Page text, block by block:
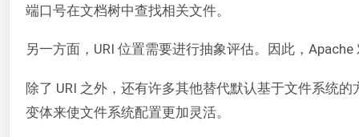
端口号在文档树中查找相关文件。
另一方面，URI 位置需要进行抽象评估。因此，
除了 URI 之外，还有许多其他替代默认基于文件系统
变体来使文件系统配置更加灵活。